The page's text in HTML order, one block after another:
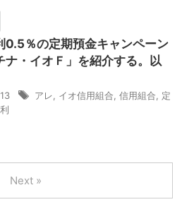
0.5％の定期預金キャンペーン
ナ・イオＦ」を紹介する。以
アレ イオ信用組合 信用組合
定
Next »